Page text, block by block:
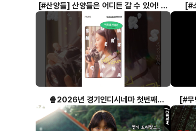
[#산양들] 산양들은 어디든 갈 수 있어! 🌿
🐇🐔🦆🎒#박혜진 #이승연 #박효은 #
최수인
[#
꾸시
🍿2026년 경기인디시네마 첫번째
배급지원작, 〈여름의 카메라〉📸🌿
[#무